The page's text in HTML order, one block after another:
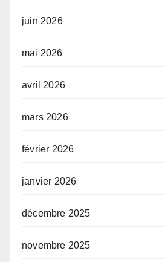
juin 2026
mai 2026
avril 2026
mars 2026
février 2026
janvier 2026
décembre 2025
novembre 2025